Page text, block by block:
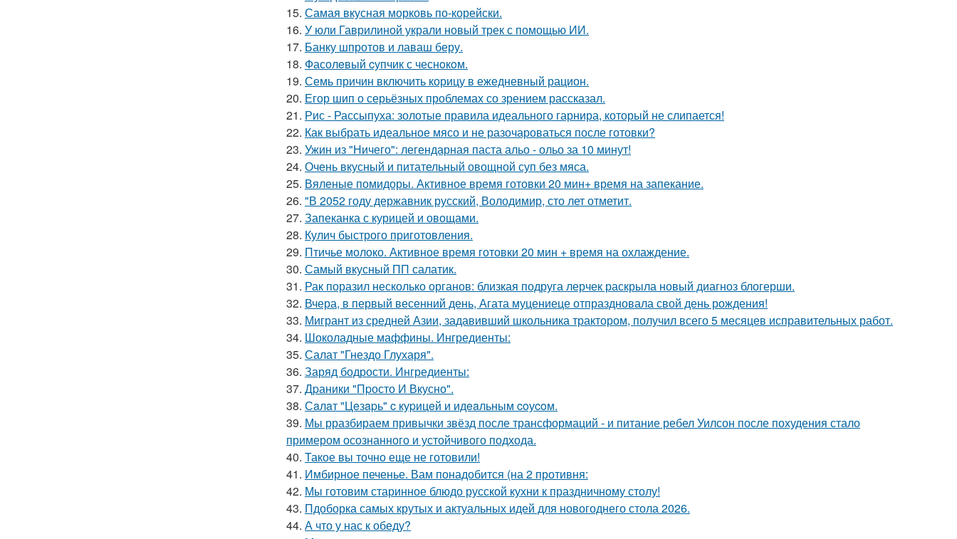
15. Самая вкусная морковь по-корейски.
16. У юли Гаврилиной украли новый трек с помощью ИИ.
17. Банку шпротов и лаваш беру.
18. Фасолeвый cупчик с чеснoкoм.
19. Семь причин включить корицу в ежедневный рацион.
20. Егор шип о серьёзных проблемах со зрением рассказал.
21. Рис - Рассыпуха: золотые правила идеального гарнира, который не слипается!
22. Как выбрать идеальное мясо и не разочароваться после готовки?
23. Ужин из "Ничего": легендарная паста альо - ольо за 10 минут!
24. Очень вкусный и питательный овощной суп без мяса.
25. Вяленые помидоры. Активное время готовки 20 мин+ время на запекание.
26. "В 2052 году державник русский, Володимир, сто лет отметит.
27. Запеканка с курицей и овощами.
28. Кулич быстрого приготовления.
29. Птичье молоко. Активное время готовки 20 мин + время на охлаждение.
30. Самый вкусный ПП салатик.
31. Рак поразил несколько органов: близкая подруга лерчек раскрыла новый диагноз блогерши.
32. Вчера, в первый весенний день, Агата муцениеце отпраздновала свой день рождения!
33. Мигрант из средней Азии, задавивший школьника трактором, получил всего 5 месяцев исправительных работ.
34. Шоколадные маффины. Ингредиенты:
35. Салат "Гнездо Глухаря".
36. Заряд бодрости. Ингредиенты:
37. Дpаники "Пpосто И Вкусно".
38. Сaлaт "Цeзapь" c куpицeй и идeaльным coуcoм.
39. Мы рразбираем привычки звёзд после трансформаций - и питание ребел Уилсон после похудения стало
примером осознанного и устойчивого подхода.
40. Такое вы точно еще не готовили!
41. Имбирное печенье. Вам понадобится (на 2 противня:
42. Мы готовим старинное блюдо русской кухни к праздничному столу!
43. Пдоборка самых крутых и актуальных идей для новогоднего стола 2026.
44. А что у нас к обеду?